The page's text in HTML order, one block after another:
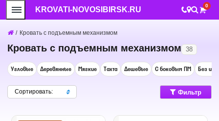
KROVATI-NOVOSIBIRSK.RU 0
/ Кровать с подъемным механизмом
Кровать с подъемным механизмом 38
Угловые Деревянные Мягкие Тахта Дешевые С боковым ПМ Без
Сортировать: Фильтр